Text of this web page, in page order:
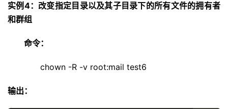
实例4：改变指定目录以及其子目录下的所有文件的拥有者
和群组
命令：
chown -R -v root:mail test6
输出：